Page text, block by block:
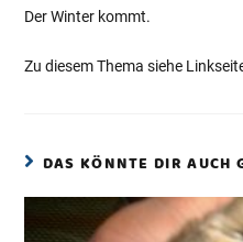
Der Winter kommt.
Zu diesem Thema siehe
DAS KÖNNTE DIR AUCH